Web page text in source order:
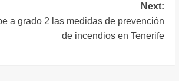
Next:
a grado 2 las medidas de prevención
de incendios en Tenerife